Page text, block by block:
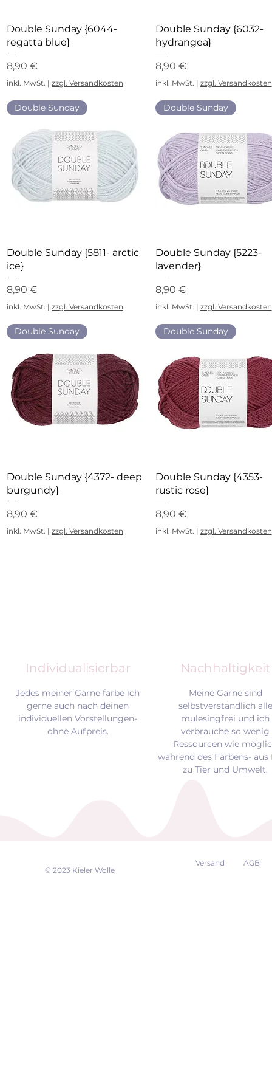
Schnellansicht
Double Sunday {6044-
regatta blue}
Preis
8,90 €
inkl. MwSt. | zzgl. Versandkosten
Schnellansicht
Double Sunday {6032-
hydrangea}
Preis
8,90 €
inkl. MwSt. | zzgl. Versandkosten
Schnellansicht
Double Sunday
Double Sunday {5811- arctic
ice}
Preis
8,90 €
inkl. MwSt. | zzgl. Versandkosten
Schnellansicht
Double Sunday
Double Sunday {5223-
lavender}
Preis
8,90 €
inkl. MwSt. | zzgl. Versandkosten
Schnellansicht
Double Sunday
Double Sunday {4372- deep
burgundy}
Preis
8,90 €
inkl. MwSt. | zzgl. Versandkosten
Schnellansicht
Double Sunday
Double Sunday {4353-
rustic rose}
Preis
8,90 €
inkl. MwSt. | zzgl. Versandkosten
Individualisierbar Nachhaltigkeit
Jedes meiner Garne färbe ich
gerne auch nach deinen
individuellen Vorstellungen-
ohne Aufpreis.
Meine Garne sind
selbstverständlich alle
mulesingfrei und ich
verbrauche so wenig
Ressourcen wie
während des Färbens- aus
zu Tier und Umwelt.
© 2023 Kieler Wolle
Versand AGB